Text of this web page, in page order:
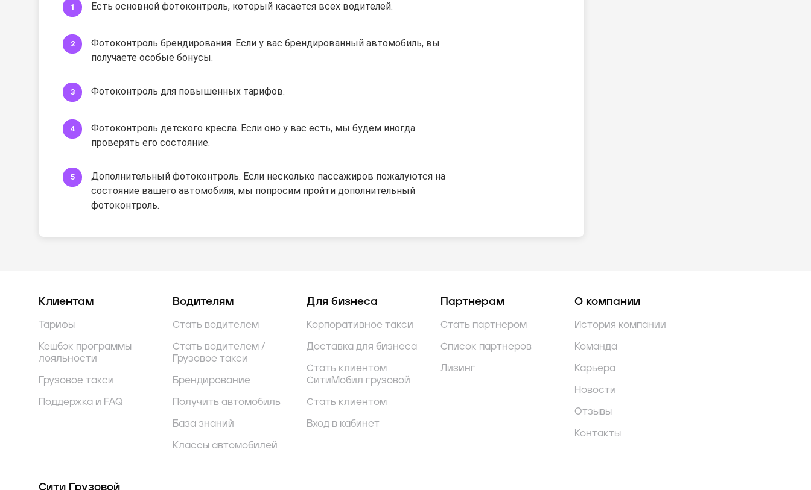
Есть основной фотоконтроль, который касается всех водителей.
Фотоконтроль брендирования. Если у вас брендированный автомобиль, вы
получаете особые бонусы.
Фотоконтроль для повышенных тарифов.
Фотоконтроль детского кресла. Если оно у вас есть, мы будем иногда
проверять его состояние.
Дополнительный фотоконтроль. Если несколько пассажиров пожалуются на
состояние вашего автомобиля, мы попросим пройти дополнительный
фотоконтроль.
Клиентам
Тарифы
Кешбэк программы
лояльности
Грузовое такси
Поддержка и FAQ
Водителям
Стать водителем
Стать водителем /
Грузовое такси
Брендирование
Получить автомобиль
База знаний
Классы автомобилей
Для бизнеса
Корпоративное такси
Доставка для бизнеса
Стать клиентом
СитиМобил грузовой
Стать клиентом
Вход в кабинет
Партнерам
Стать партнером
Список партнеров
Лизинг
О компании
История компании
Команда
Карьера
Новости
Отзывы
Контакты
Сити Грузовой